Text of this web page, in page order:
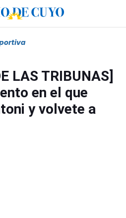
LAS TRIBUNAS]
en el que
y volvete a